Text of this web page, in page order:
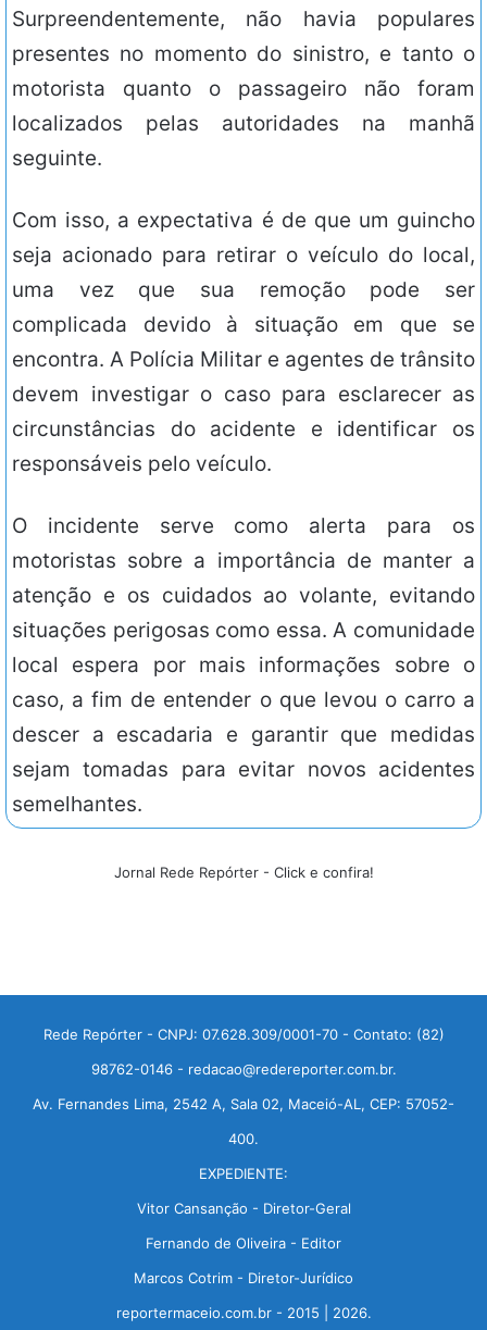
Surpreendentemente, não havia populares
presentes no momento do sinistro, e tanto o
motorista quanto o passageiro não foram
localizados pelas autoridades na manhã
seguinte.
Com isso, a expectativa é de que um guincho
seja acionado para retirar o veículo do local,
uma vez que sua remoção pode ser
complicada devido à situação em que se
encontra. A Polícia Militar e agentes de trânsito
devem investigar o caso para esclarecer as
circunstâncias do acidente e identificar os
responsáveis pelo veículo.
O incidente serve como alerta para os
motoristas sobre a importância de manter a
atenção e os cuidados ao volante, evitando
situações perigosas como essa. A comunidade
local espera por mais informações sobre o
caso, a fim de entender o que levou o carro a
descer a escadaria e garantir que medidas
sejam tomadas para evitar novos acidentes
semelhantes.
Jornal Rede Repórter - Click e confira!
Rede Repórter - CNPJ: 07.628.309/0001-70 - Contato: (82)
98762-0146 - redacao@redereporter.com.br.
Av. Fernandes Lima, 2542 A, Sala 02, Maceió-AL, CEP: 57052-
400.
EXPEDIENTE:
Vitor Cansanção - Diretor-Geral
Fernando de Oliveira - Editor
Marcos Cotrim - Diretor-Jurídico
reportermaceio.com.br - 2015 | 2026.